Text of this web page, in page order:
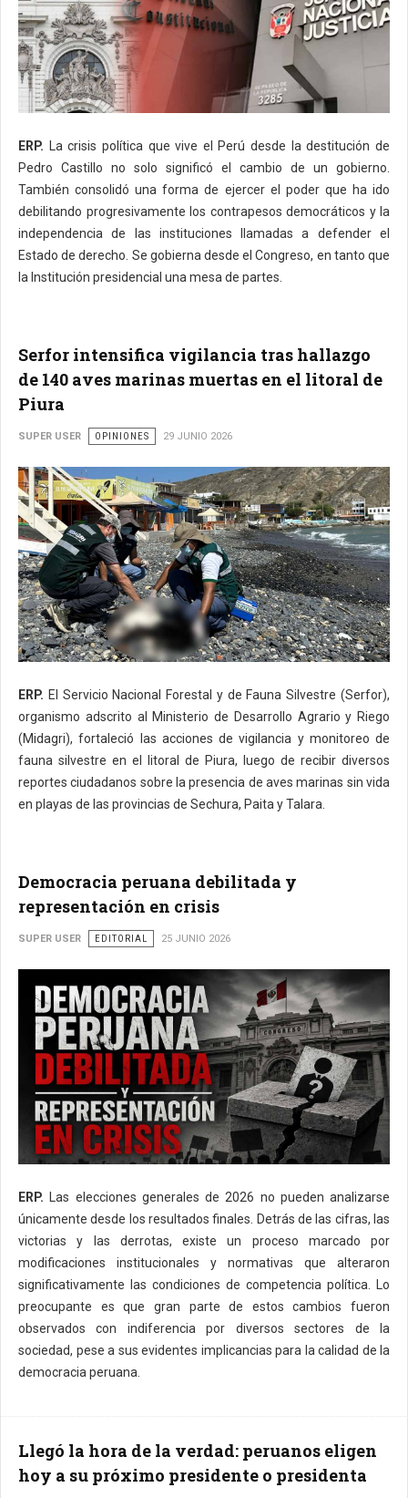
ERP.
La crisis política que vive el Perú desde la destitución de
Pedro Castillo no solo significó el cambio de un gobierno.
También consolidó una forma de ejercer el poder que ha ido
debilitando progresivamente los contrapesos democráticos y la
independencia de las instituciones llamadas a defender el
Estado de derecho. Se gobierna desde el Congreso, en tanto que
la Institución presidencial una mesa de partes.
Serfor intensifica vigilancia tras hallazgo
de 140 aves marinas muertas en el litoral de
Piura
SUPER USER OPINIONES 29 JUNIO 2026
ERP. El Servicio Nacional Forestal y de Fauna Silvestre (Serfor),
organismo adscrito al Ministerio de Desarrollo Agrario y Riego
(Midagri), fortaleció las acciones de vigilancia y monitoreo de
fauna silvestre en el litoral de Piura, luego de recibir diversos
reportes ciudadanos sobre la presencia de aves marinas sin vida
en playas de las provincias de Sechura, Paita y Talara.
Democracia peruana debilitada y
representación en crisis
SUPER USER EDITORIAL 25 JUNIO 2026
ERP. Las elecciones generales de 2026 no pueden analizarse
únicamente desde los resultados finales. Detrás de las cifras, las
victorias y las derrotas, existe un proceso marcado por
modificaciones institucionales y normativas que alteraron
significativamente las condiciones de competencia política. Lo
preocupante es que gran parte de estos cambios fueron
observados con indiferencia por diversos sectores de la
sociedad, pese a sus evidentes implicancias para la calidad de la
democracia peruana.
Llegó la hora de la verdad: peruanos eligen
hoy a su próximo presidente o presidenta